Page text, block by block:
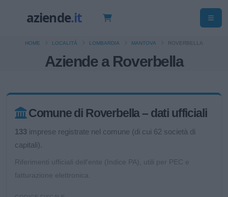
Aziende a Roverbella
HOME LOCALITÀ LOMBARDIA MANTOVA ROVERBELLA
Comune di Roverbella – dati ufficiali
133 imprese registrate nel comune (di cui 62 società di
capitali).
Riferimenti ufficiali dell'ente (Indice PA), utili per PEC e
fatturazione elettronica.